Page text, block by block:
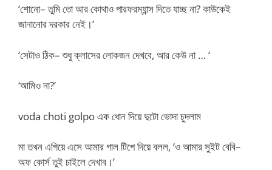
‘শোনো– তুমি তো আর কোথাও পারফরম্যান্স দিতে যাচ্ছ না? কাউকেই
জানানোর দরকার নেই।’
‘সেটাও ঠিক– শুধু ক্লাসের লোকজন দেখবে, আর কেউ না … ‘
‘আমিও না?’
voda choti golpo এক ধোন দিয়ে দুটো ভোদা চুদলাম
মা তখন এগিয়ে এসে আমার গাল টিপে দিয়ে বলল, ‘ও আমার সুইট বেবি–
অফ কোর্স তুই চাইলে দেখাব।’